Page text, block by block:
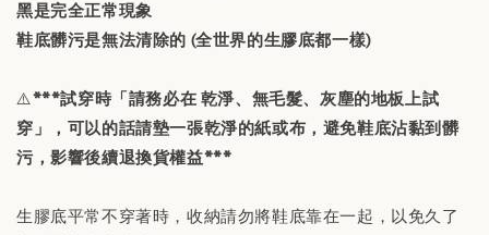
黑是完全正常現象
鞋底髒污是無法清除的 (全世界的生膠底都一樣)
⚠️***試穿時「請務必在 乾淨、無毛髮、灰塵的地板上試
穿」，可以的話請墊一張乾淨的紙或布，避免鞋底沾黏到髒
污，影響後續退換貨權益***
生膠底平常不穿著時，收納請勿將鞋底靠在一起，以免久了